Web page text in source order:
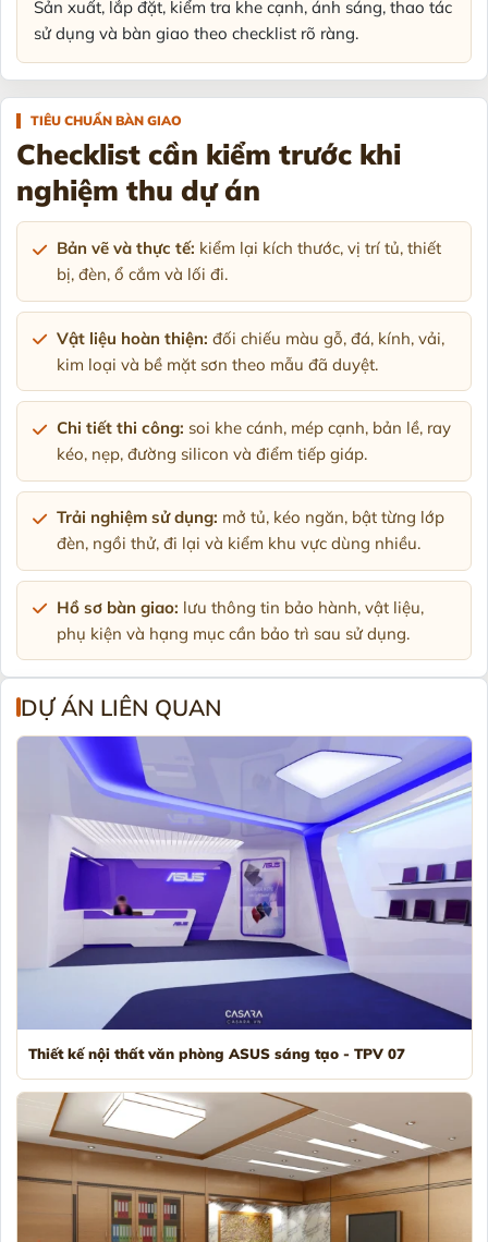
Sản xuất, lắp đặt, kiểm tra khe cạnh, ánh sáng, thao tác
sử dụng và bàn giao theo checklist rõ ràng.
TIÊU CHUẨN BÀN GIAO
Checklist cần kiểm trước khi
nghiệm thu dự án
Bản vẽ và thực tế: kiểm lại kích thước, vị trí tủ, thiết
bị, đèn, ổ cắm và lối đi.
Vật liệu hoàn thiện: đối chiếu màu gỗ, đá, kính, vải,
kim loại và bề mặt sơn theo mẫu đã duyệt.
Chi tiết thi công: soi khe cánh, mép cạnh, bản lề, ray
kéo, nẹp, đường silicon và điểm tiếp giáp.
Trải nghiệm sử dụng: mở tủ, kéo ngăn, bật từng lớp
đèn, ngồi thử, đi lại và kiểm khu vực dùng nhiều.
Hồ sơ bàn giao: lưu thông tin bảo hành, vật liệu,
phụ kiện và hạng mục cần bảo trì sau sử dụng.
DỰ ÁN LIÊN QUAN
Thiết kế nội thất văn phòng ASUS sáng tạo - TPV 07